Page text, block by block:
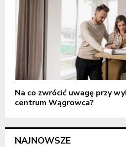
Na co zwrócić uwagę przy
centrum Wągrowca?
NAJNOWSZE